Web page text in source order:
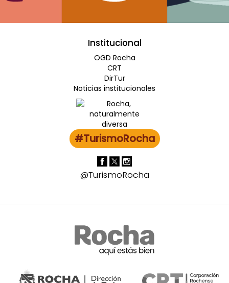
Institucional
OGD Rocha
CRT
DirTur
Noticias institucionales
#TurismoRocha
@TurismoRocha